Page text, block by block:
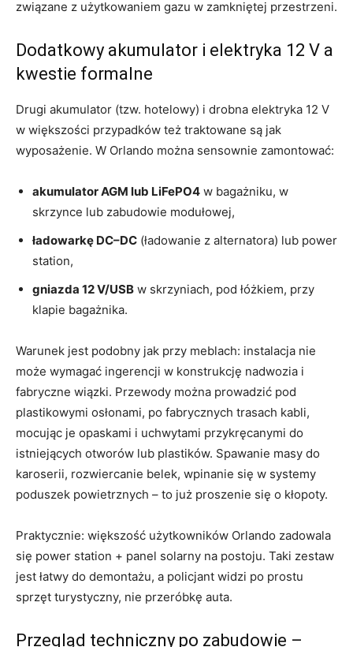
związane z użytkowaniem gazu w zamkniętej przestrzeni.
Dodatkowy akumulator i elektryka 12 V a
kwestie formalne
Drugi akumulator (tzw. hotelowy) i drobna elektryka 12 V
w większości przypadków też traktowane są jak
wyposażenie. W Orlando można sensownie zamontować:
akumulator AGM lub LiFePO4 w bagażniku, w
skrzynce lub zabudowie modułowej,
ładowarkę DC–DC (ładowanie z alternatora) lub power
station,
gniazda 12 V/USB w skrzyniach, pod łóżkiem, przy
klapie bagażnika.
Warunek jest podobny jak przy meblach: instalacja nie
może wymagać ingerencji w konstrukcję nadwozia i
fabryczne wiązki. Przewody można prowadzić pod
plastikowymi osłonami, po fabrycznych trasach kabli,
mocując je opaskami i uchwytami przykręcanymi do
istniejących otworów lub plastików. Spawanie masy do
karoserii, rozwiercanie belek, wpinanie się w systemy
poduszek powietrznych – to już proszenie się o kłopoty.
Praktycznie: większość użytkowników Orlando zadowala
się power station + panel solarny na postoju. Taki zestaw
jest łatwy do demontażu, a policjant widzi po prostu
sprzęt turystyczny, nie przeróbkę auta.
Przegląd techniczny po zabudowie –